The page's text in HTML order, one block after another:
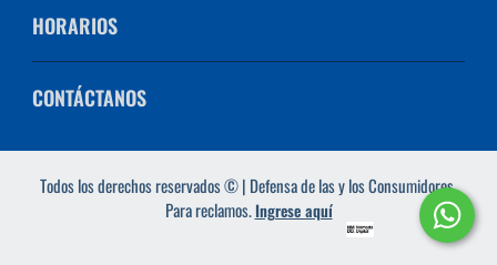
HORARIOS
CONTÁCTANOS
Todos los derechos reservados © | Defensa de las y los Consumidores.
Para reclamos.Ingrese aquí